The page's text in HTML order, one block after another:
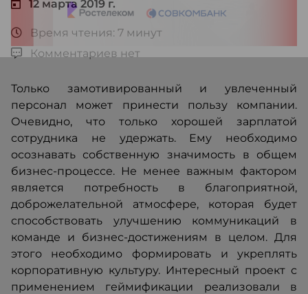
12 марта 2019 г.
Время чтения: 7 минут
Комментариев нет
Только замотивированный и увлеченный
персонал может принести пользу компании.
Очевидно, что только хорошей зарплатой
сотрудника не удержать. Ему необходимо
осознавать собственную значимость в общем
бизнес-процессе. Не менее важным фактором
является потребность в благоприятной,
доброжелательной атмосфере, которая будет
способствовать улучшению коммуникаций в
команде и бизнес-достижениям в целом. Для
этого необходимо формировать и укреплять
корпоративную культуру. Интересный проект с
применением геймификации реализовали в